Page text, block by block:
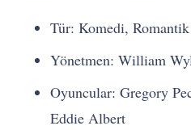
Tür: Komedi, Romantik
Yönetmen: William
Oyuncular: Gregory
Eddie Albert